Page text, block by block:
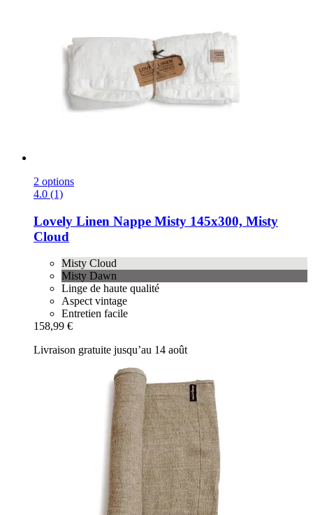
2 options
4.0 (1)
Lovely Linen Nappe Misty 145x300, Misty
Cloud
Misty Cloud
Misty Dawn
Linge de haute qualité
Aspect vintage
Entretien facile
158,99 €
Livraison gratuite jusqu’au 14 août